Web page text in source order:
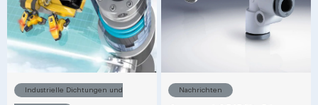
Industrielle Dichtungen und Nachrichten